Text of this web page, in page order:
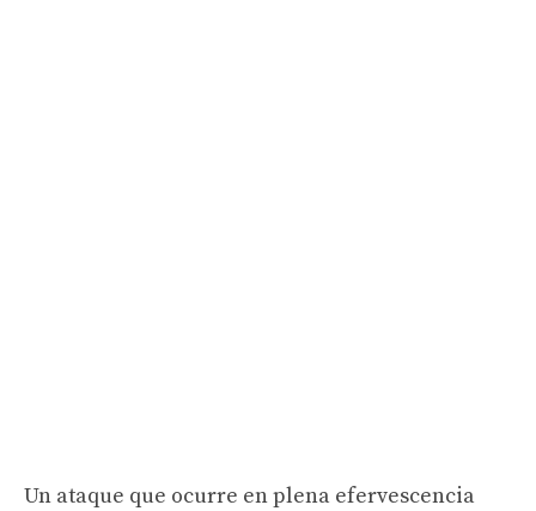
Un ataque que ocurre en plena efervescencia